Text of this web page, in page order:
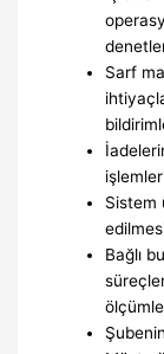
Sarf
Sistem
Bağlı